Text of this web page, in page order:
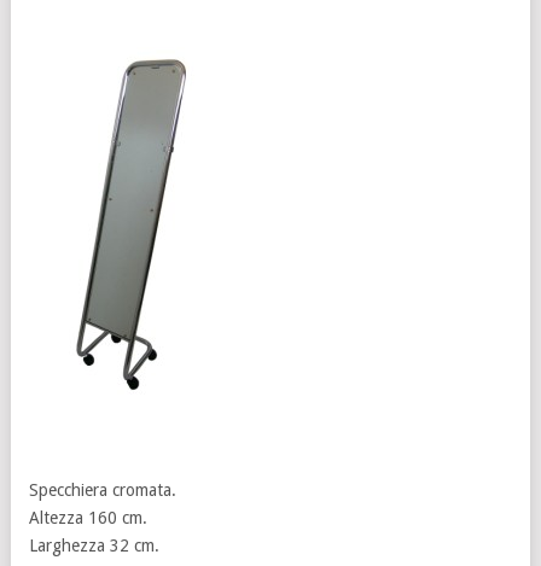
Specchiera cromata.
Altezza 160 cm.
Larghezza 32 cm.